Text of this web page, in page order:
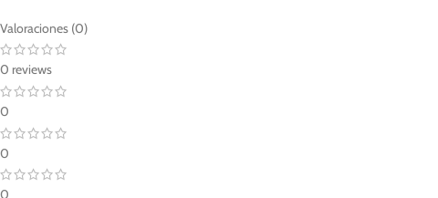
Valoraciones (0)
0 reviews
0
0
0